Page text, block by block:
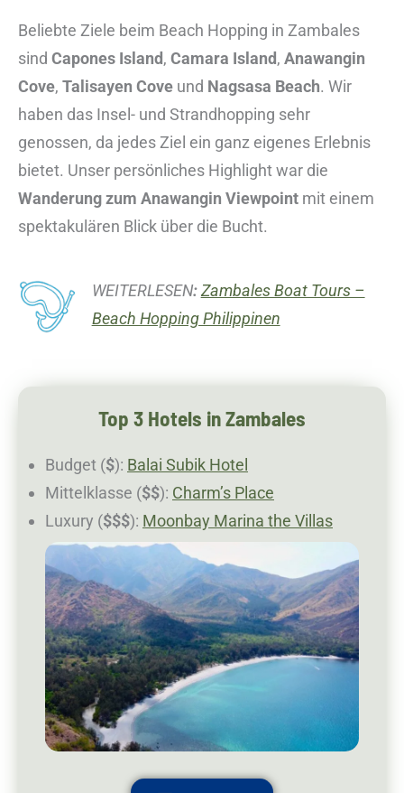
Beliebte Ziele beim Beach Hopping in Zambales
sind Capones Island, Camara Island, Anawangin
Cove, Talisayen Cove und Nagsasa Beach. Wir
haben das Insel- und Strandhopping sehr
genossen, da jedes Ziel ein ganz eigenes Erlebnis
bietet. Unser persönliches Highlight war die
Wanderung zum Anawangin Viewpoint mit einem
spektakulären Blick über die Bucht.
WEITERLESEN: Zambales Boat Tours –
Beach Hopping Philippinen
Top 3 Hotels in Zambales
Budget ($): Balai Subik Hotel
Mittelklasse ($$): Charm’s Place
Luxury ($$$): Moonbay Marina the Villas